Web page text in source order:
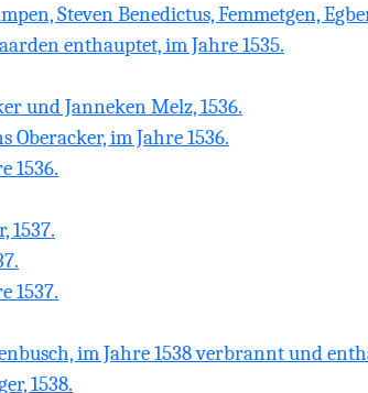
Steven Benedictus, Femmetgen,
enthauptet, im Jahre 1535.
und Janneken Melz, 1536.
Oberacker, im Jahre 1536.
1536.
1537.
1537.
im Jahre 1538 verbrannt und
1538.